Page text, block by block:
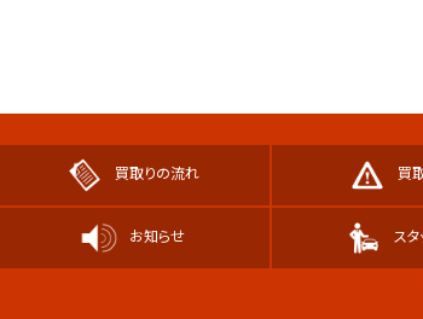
買取りの流れ 買
お知らせ スタ